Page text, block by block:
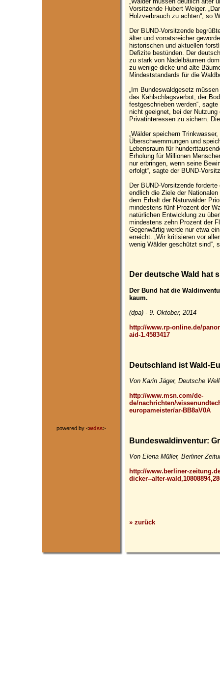
powered by <wdss>
Vorsitzende Hubert Weiger.
Holzverbrauch zu achten“, so
Der BUND-Vorsitzende
älter und vorratsreicher
historischen und aktuellen
Defizite bestünden. Der
zu stark von Nadelbäumen
zu wenige dicke und alte
Mindeststandards für die
„Im Bundeswaldgesetz
das Kahlschlagsverbot, der
festgeschrieben werden“,
nicht geeignet, bei der
Privatinteressen zu sichern.
„Wälder speichern
Überschwemmungen und
Lebensraum für
Erholung für Millionen
nur erbringen, wenn seine
erfolgt“, sagte der BUND-
Der BUND-Vorsitzende
endlich die Ziele der
dem Erhalt der Naturwälder
mindestens fünf Prozent der
natürlichen Entwicklung zu
mindestens zehn Prozent der
Gegenwärtig werde nur etwa
erreicht. „Wir kritisieren vor
wenig Wälder geschützt sind“,
Der deutsche Wald hat
Der Bund hat die
kaum.
(dpa) - 9. Oktober, 2014
http://www.rp-online.de/
aid-1.4583417
Deutschland ist Wald-
Von Karin Jäger, Deutsche
http://www.msn.com/de-
de/nachrichten/
europameister/ar-BB8aV0A
Bundeswaldinventur:
Von Elena Müller, Berliner
http://www.berliner-
dicker--alter-
» zurück